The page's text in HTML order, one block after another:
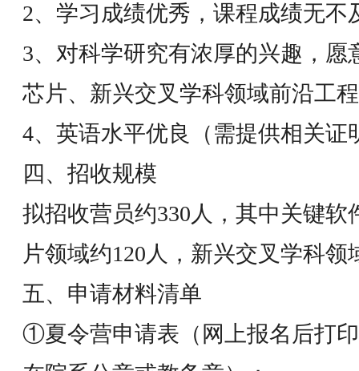
2、学习成绩优秀，课程成绩无不
3、对科学研究有浓厚的兴趣，愿
芯片、新兴交叉学科领域前沿工
4、英语水平优良（需提供相关证
四、招收规模
拟招收营员约330人，其中关键软
片领域约120人，新兴交叉学科领
五、申请材料清单
①夏令营申请表（网上报名后打